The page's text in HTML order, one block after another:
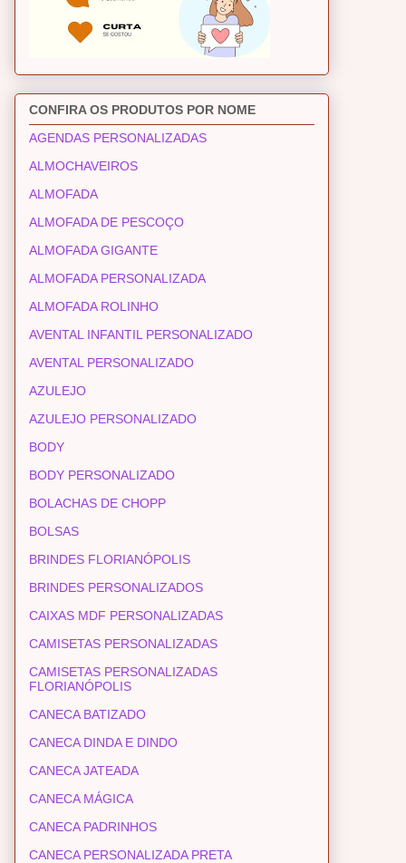
CONFIRA OS PRODUTOS POR NOME
AGENDAS PERSONALIZADAS
ALMOCHAVEIROS
ALMOFADA
ALMOFADA DE PESCOÇO
ALMOFADA GIGANTE
ALMOFADA PERSONALIZADA
ALMOFADA ROLINHO
AVENTAL INFANTIL PERSONALIZADO
AVENTAL PERSONALIZADO
AZULEJO
AZULEJO PERSONALIZADO
BODY
BODY PERSONALIZADO
BOLACHAS DE CHOPP
BOLSAS
BRINDES FLORIANÓPOLIS
BRINDES PERSONALIZADOS
CAIXAS MDF PERSONALIZADAS
CAMISETAS PERSONALIZADAS
CAMISETAS PERSONALIZADAS
FLORIANÓPOLIS
CANECA BATIZADO
CANECA DINDA E DINDO
CANECA JATEADA
CANECA MÁGICA
CANECA PADRINHOS
CANECA PERSONALIZADA PRETA